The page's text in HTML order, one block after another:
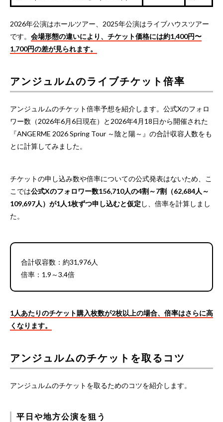
2026年公演はホールツアー、2025年公演はライブハウスツアー
です。 会場形態の違いにより、チケット価格には約1,400円〜
1,700円の差が見られます。
アンジュルムのライブチケット倍率
アンジュルムのチケット倍率予想を紹介します。公式Xのフォロ
ワー数（2026年6月6日現在）と2026年4月18日から開催された
『ANGERME 2026 Spring Tour ～陰と陽～』の合計収容人数をも
とに計算してみました。
チケットの申し込み数や倍率についての公式発表はないため、こ
こでは公式Xのフォロワー数156,710人の4割～7割（62,684人～
109,697人）が1人1枚ずつ申し込むと仮定 し、倍率を計算しまし
た。
合計収容数：約31,976人
倍率：1.9～3.4倍
1人あたりのチケット購入枚数が2枚以上の場合、倍率はさらに高
くなります。
アンジュルムのチケットを取るコツ
アンジュルムのチケットを取るためのコツを紹介します。
平日や地方公演を狙う